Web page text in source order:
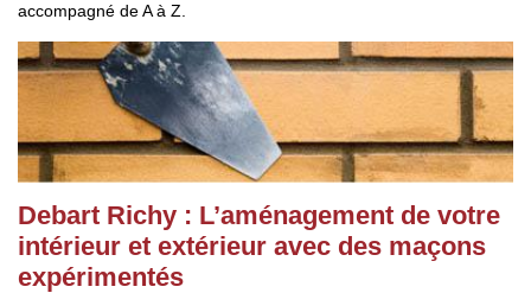
accompagné de A à Z.
Debart Richy : L’aménagement de votre
intérieur et extérieur avec des maçons
expérimentés